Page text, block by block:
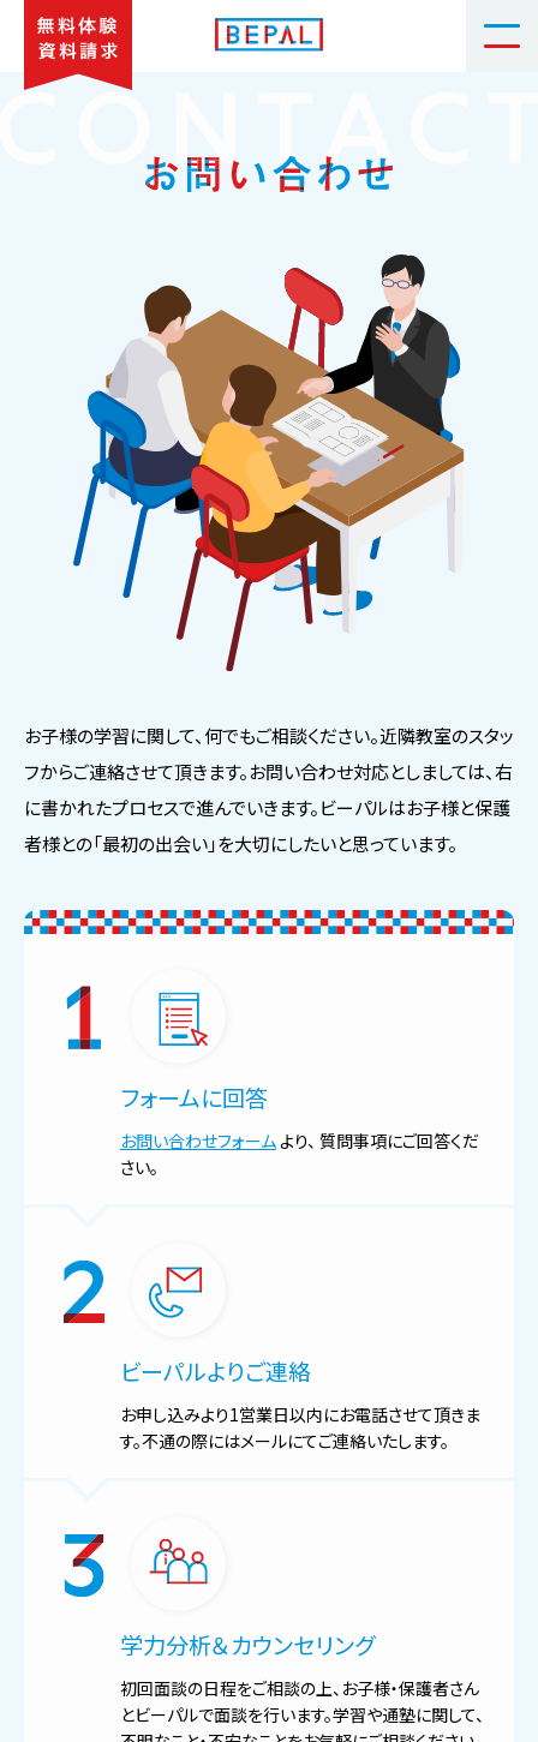
お子様の学習に関して、何でもご相談ください。近隣教室のスタッ
フからご連絡させて頂きます。お問い合わせ対応としましては、右
に書かれたプロセスで進んでいきます。ビーパルはお子様と保護
者様との「最初の出会い」を大切にしたいと思っています。
フォームに回答
お問い合わせフォーム より、 質問事項にご回答くだ
さい。
ビーパルよりご連絡
お申し込みより1営業日以内にお電話させて頂きま
す。不通の際にはメールにてご連絡いたします。
学力分析＆カウンセリング
初回面談の日程をご相談の上、お子様・保護者さん
とビーパルで面談を行います。学習や通塾に関して、